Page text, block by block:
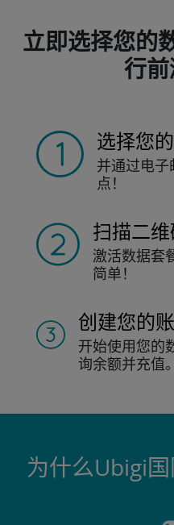
立即选择您的
行前
选择您
并通过电子
点！
扫描二
激活数据套
简单！
创建您的
开始使用您的
询余额并充值。
为什么Ubigi